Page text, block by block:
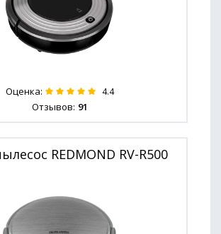
Оценка: 4.4
Отзывов: 91
REDMOND RV-R500